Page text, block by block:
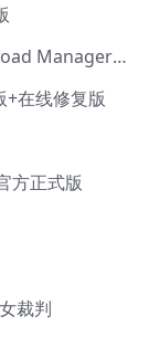
IDM下载器中文版 Internet Download Manager v6.42.36 IDM
在线修复版
方正式版
裁判